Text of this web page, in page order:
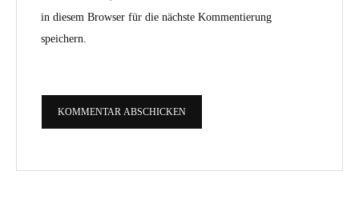
in diesem Browser für die nächste Kommentierung
speichern.